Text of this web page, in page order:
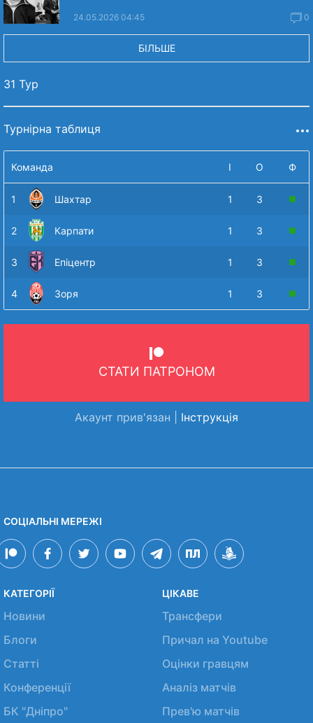
24.05.2026 04:45 0
БІЛЬШЕ
31 Тур
Турнірна таблиця
Команда І О Ф
1 Шахтар 1 3
2 Карпати 1 3
3 Епіцентр 1 3
4 Зоря 1 3
СТАТИ ПАТРОНОМ
Акаунт прив'язан | Інструкція
СОЦІАЛЬНІ МЕРЕЖІ
КАТЕГОРІЇ
Новини
Блоги
Статті
Конференції
БК "Дніпро"
ЦІКАВЕ
Трансфери
Причал на Youtube
Оцінки гравцям
Аналіз матчів
Прев'ю матчів